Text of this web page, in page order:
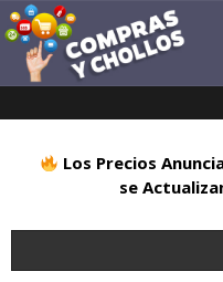
Los Precios
se